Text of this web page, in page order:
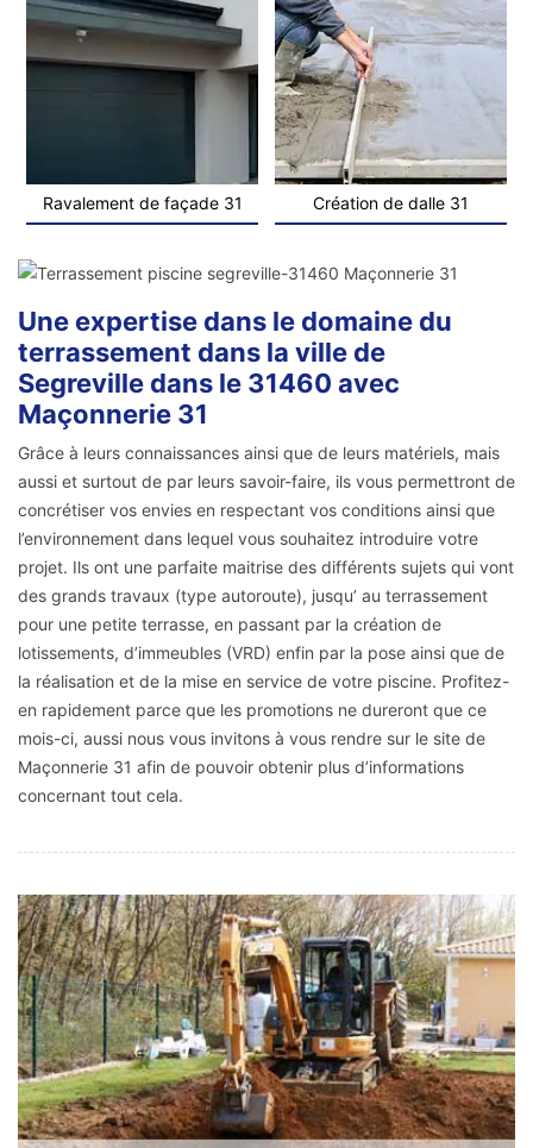
Ravalement de façade 31 Création de dalle 31
Une expertise dans le domaine du
terrassement dans la ville de
Segreville dans le 31460 avec
Maçonnerie 31
Grâce à leurs connaissances ainsi que de leurs matériels, mais
aussi et surtout de par leurs savoir-faire, ils vous permettront de
concrétiser vos envies en respectant vos conditions ainsi que
l’environnement dans lequel vous souhaitez introduire votre
projet. Ils ont une parfaite maitrise des différents sujets qui vont
des grands travaux (type autoroute), jusqu’ au terrassement
pour une petite terrasse, en passant par la création de
lotissements, d’immeubles (VRD) enfin par la pose ainsi que de
la réalisation et de la mise en service de votre piscine. Profitez-
en rapidement parce que les promotions ne dureront que ce
mois-ci, aussi nous vous invitons à vous rendre sur le site de
Maçonnerie 31 afin de pouvoir obtenir plus d’informations
concernant tout cela.